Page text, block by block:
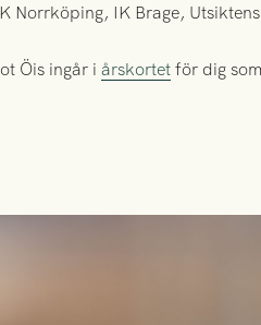
Norrköping, IK Brage,
Öis ingår i årskortetför dig